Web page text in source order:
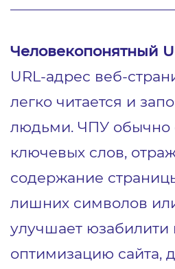
Человекопонятный
URL-адрес веб-
легко читается и
людьми. ЧПУ обычно
ключевых слов,
содержание
лишних символов
улучшает юзабилити
оптимизацию сайта,